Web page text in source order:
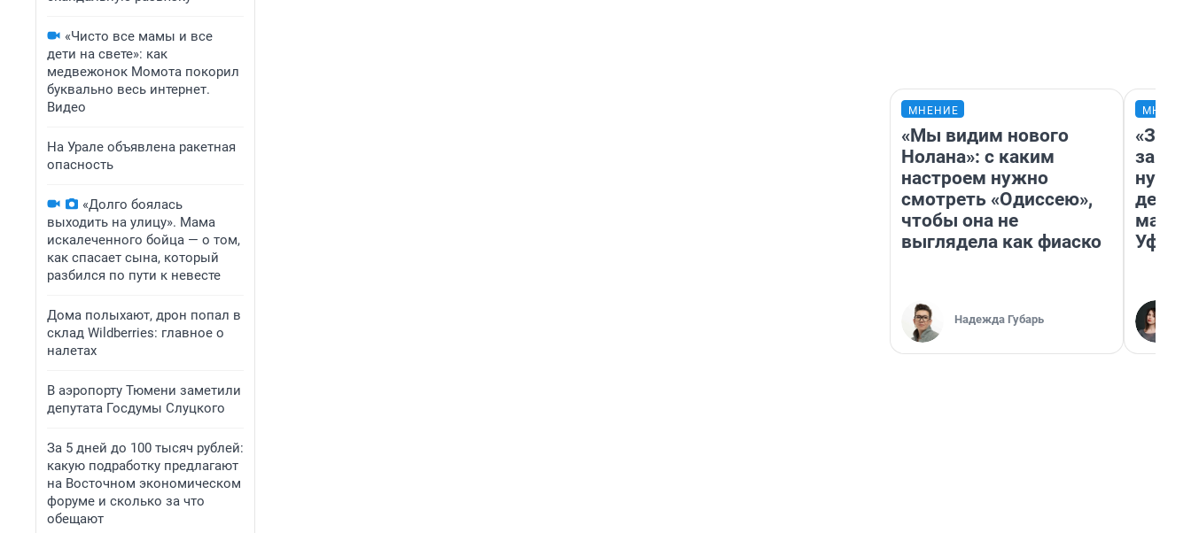
«Чисто все мамы и все
дети на свете»: как
медвежонок Момота покорил
буквально весь интернет.
Видео
На Урале объявлена ракетная
опасность
«Долго боялась
выходить на улицу». Мама
искалеченного бойца — о том,
как спасает сына, который
разбился по пути к невесте
Дома полыхают, дрон попал в
склад Wildberries: главное о
налетах
В аэропорту Тюмени заметили
депутата Госдумы Слуцкого
За 5 дней до 100 тысяч рублей:
какую подработку предлагают
на Восточном экономическом
форуме и сколько за что
обещают
МНЕНИЕ
«Мы видим нового
Нолана»: с каким
настроем нужно
смотреть «Одиссею»,
чтобы она не
выглядела как фиаско
Надежда Губарь
дела
Уфа